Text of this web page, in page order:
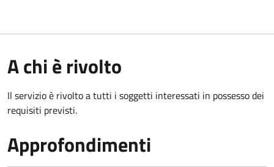
A chi è rivolto
Il servizio è rivolto a tutti i soggetti interessati in possesso dei
requisiti previsti.
Approfondimenti